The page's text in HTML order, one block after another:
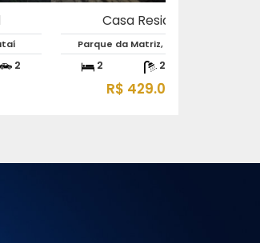
Casa Residencial
Barnabé, Gravataí
4
R$ 380.000,00